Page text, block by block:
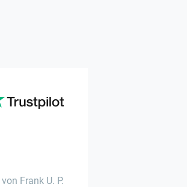
von Frank U. P.